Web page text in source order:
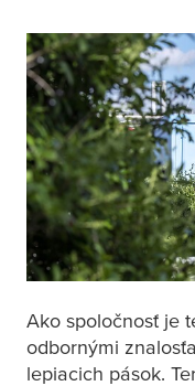
Ako spoločnosť je
odbornými
lepiacich pások.